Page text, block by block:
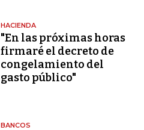
HACIENDA
"En las próximas horas
firmaré el decreto de
congelamiento del
gasto público"
BANCOS